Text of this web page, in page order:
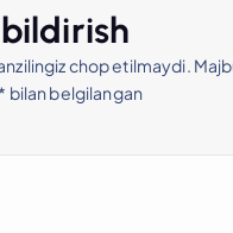
chop etilmaydi.
* bilan belgilangan